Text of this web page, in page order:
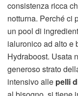
consistenza ricca
notturna. Perché ci
un pool di
ialuronico ad alto e
Hydraboost. Usata
generoso strato
intensivo alle pelli